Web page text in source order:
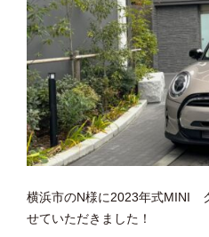
横浜市のN様に2023年式MINI
せていただきました！